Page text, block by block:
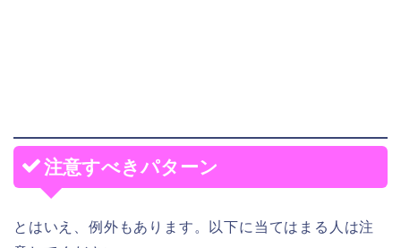
注意すべきパターン
とはいえ、例外もあります。以下に当てはまる人は注